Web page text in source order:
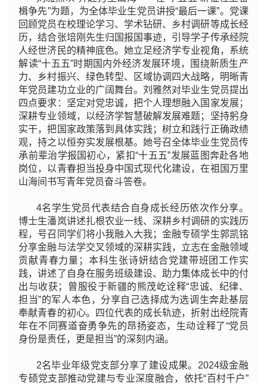
楫争先”为题，为全体毕业生党员讲授“最后一课”。党课
回顾党员在校理论学习、学术钻研、乡村调研等成长经
历，结合张培刚先生归国报国事迹，引导学子传承经院
人经世济民的精神底色。她立足经济学专业视角，系统
解读“十五五”时期国内外经济发展环境，围绕新质生产
力、乡村振兴、绿色转型、区域协调四大战略，明晰青
年党员建功立业的广阔舞台。刘雅然对毕业生党员提出
四点要求：坚定对党忠诚，把个人理想融入国家发展；
深耕专业领域，以经济学智慧破解发展难题；坚持躬身
实干，把国家政策落到具体实践；树立和践行正确政绩
观，持之以恒夯实发展根基。她号召全体毕业生党员传
承前辈治学报国初心，紧扣“十五五”发展蓝图奔赴各地
岗位，以青春担当投身中国式现代化建设，在祖国万里
山海间书写青年党员奋斗答卷。
4名学生党员代表结合自身成长经历依次作分享。
博士生潘岚讲述扎根农业一线、深耕乡村调研的实践历
程，号召同学们将小我融入大我；金融专硕学生郭凯铭
分享金融与法学交叉领域的深耕实践，立志在金融领域
贡献青春力量；本科生张诗妍结合党建带班团工作实
践，讲述了自身在服务班级建设、助力集体成长中的付
出与收获；曾服役于新疆的熊茂屹诠释“忠诚、纪律、
担当”的军人本色，分享自己选择成为选调生奔赴基层
奉献青春的初心。四位代表的成长轨迹，折射出经院青
年在不同赛道奋勇争先的昂扬姿态，生动诠释了“党员
身份是责任，更是担当”的深刻内涵。
2名毕业年级党支部分享了建设成果。2024级金融
专硕党支部推动党建与专业深度融合，依托“百村千户”